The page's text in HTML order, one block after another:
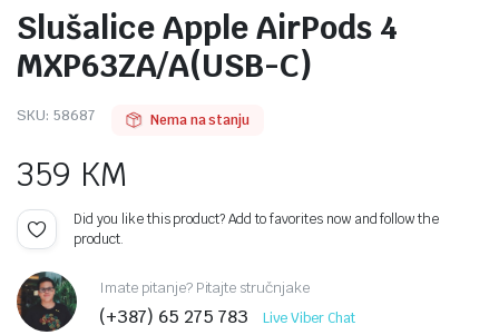
Slušalice Apple AirPods 4
MXP63ZA/A(USB-C)
SKU: 58687 Nema na stanju
359 KM
Did you like this product? Add to favorites now and follow the
product.
Imate pitanje? Pitajte stručnjake
(+387) 65 275 783 Live Viber Chat